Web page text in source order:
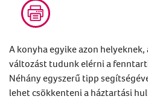
A konyha egyike azon
változást tudunk elérni a
Néhány egyszerű tipp
lehet csökkenteni a háztartási